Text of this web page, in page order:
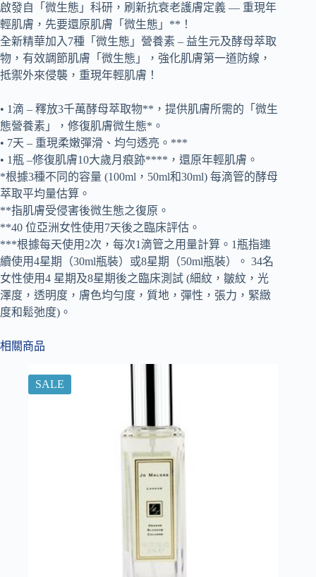
啟發自「微生態」科研，刷新抗衰老護膚定義 — 重現年
輕肌膚，先要還原肌膚「微生態」**！
全新精華加入7種「微生態」營養素 – 益生元及酵母萃取
物，有效調節肌膚「微生態」，強化肌膚第一道防線，
抵禦外來侵襲，重現年輕肌膚！
• 1滴 – 釋放3千萬酵母萃取物**，提供肌膚所需的「微生
態營養素」，修復肌膚微生態*。
• 7天 – 重現柔嫩彈滑、均勻透亮。***
• 1瓶 –修復肌膚10大歲月痕跡****，還原年輕肌膚。
*根據3種不同的容量 (100ml，50ml和30ml) 每滴管的酵母
萃取平均量估算。
**指肌膚受侵害後微生態之復原。
**40 位亞洲女性使用7天後之臨床評估。
***根據每天使用2次，每次1滴管之用量計算。1瓶指連
續使用4星期（30ml瓶裝）或8星期（50ml瓶裝）。 34名
女性使用4 星期及8星期後之臨床測試 (細紋，皺紋，光
澤度，透明度，膚色均勻度，質地，彈性，張力，緊緻
度和鬆弛度)。
相關商品
SALE